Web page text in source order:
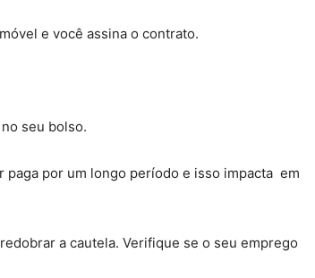
e você assina o contrato.
seu bolso.
paga por um longo período e isso impacta em
a cautela. Verifique se o seu emprego